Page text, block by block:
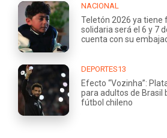
NACIONAL
Teletón 2026 ya tiene
solidaria será el 6 y 7
cuenta con su
DEPORTES13
Efecto “Vozinha”:
para adultos de Brasil
fútbol chileno